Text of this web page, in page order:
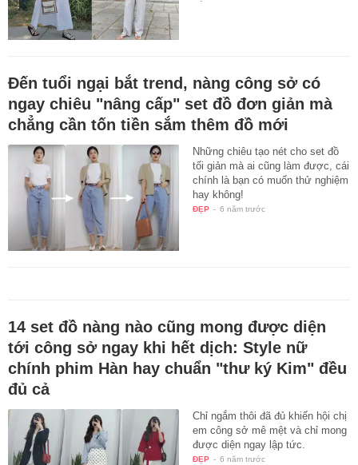
Đến tuổi ngại bắt trend, nàng công sở có
ngay chiêu "nâng cấp" set đồ đơn giản mà
chẳng cần tốn tiền sắm thêm đồ mới
Những chiêu tạo nét cho set đồ
tối giản mà ai cũng làm được, cái
chính là bạn có muốn thử nghiệm
hay không!
ĐẸP - 6 năm trước
14 set đồ nàng nào cũng mong được diện
tới công sở ngay khi hết dịch: Style nữ
chính phim Hàn hay chuẩn "thư ký Kim" đều
đủ cả
Chỉ ngắm thôi đã đủ khiến hội chị
em công sở mê mệt và chỉ mong
được diện ngay lập tức.
ĐẸP - 6 năm trước